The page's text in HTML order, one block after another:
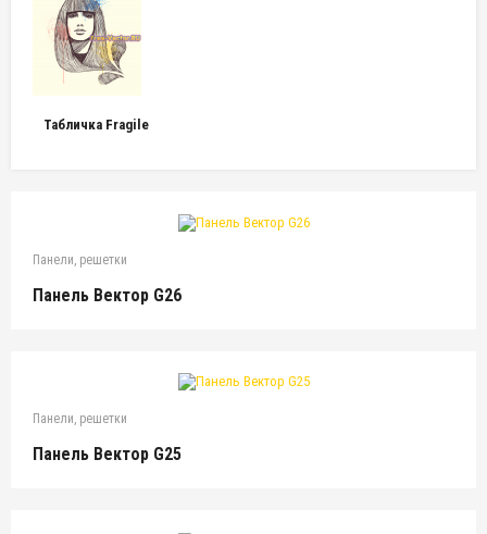
Табличка Fragile
Панели, решетки
Панель Вектор G26
Панели, решетки
Панель Вектор G25